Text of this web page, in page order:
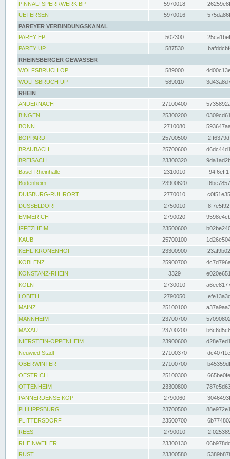
PINNAU-SPERRWERK BP
5970018
UETERSEN
5970016
PAREYER VERBINDUNGSKANAL
PAREY EP
502300
PAREY UP
587530
RHEINSBERGER GEWÄSSER
WOLFSBRUCH OP
589000
WOLFSBRUCH UP
589010
RHEIN
ANDERNACH
27100400
BINGEN
25300200
BONN
2710080
BOPPARD
25700500
BRAUBACH
25700600
BREISACH
23300320
Basel-Rheinhalle
2310010
Bodenheim
23900620
DUISBURG-RUHRORT
2770010
DÜSSELDORF
2750010
EMMERICH
2790020
IFFEZHEIM
23500600
KAUB
25700100
KEHL-KRONENHOF
23300900
KOBLENZ
25900700
KONSTANZ-RHEIN
3329
KÖLN
2730010
LOBITH
2790050
MAINZ
25100100
MANNHEIM
23700700
MAXAU
23700200
NIERSTEIN-OPPENHEIM
23900600
Neuwied Stadt
27100370
OBERWINTER
27100700
OESTRICH
25100300
OTTENHEIM
23300800
PANNERDENSE KOP
2790060
PHILIPPSBURG
23700500
PLITTERSDORF
23500700
REES
2790010
RHEINWEILER
23300130
RUST
23300580